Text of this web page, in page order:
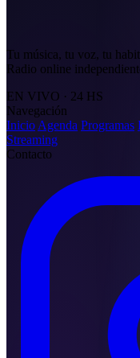
Tu música, tu voz, tu
Radio online
EN VIVO · 24 HS
Navegación
Inicio Agenda Programas
Streaming
Contacto